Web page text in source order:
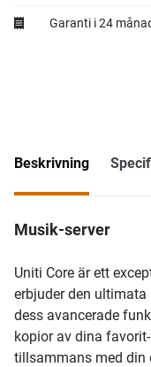
Garanti i 24
Beskrivning
Musik-server
Uniti Core är ett
erbjuder den
dess avancerade
kopior av dina
tillsammans med